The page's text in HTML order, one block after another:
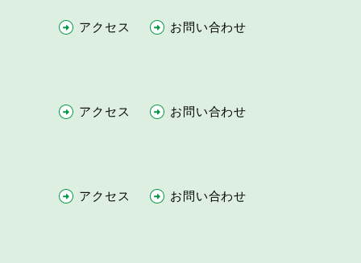
アクセス お問い合わせ
アクセス お問い合わせ
アクセス お問い合わせ